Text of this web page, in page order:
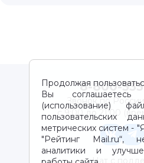
Продолжая
Вы
(использование)
пользовательских
метрических систем -
"Рейтинг Mail.ru“,
аналитики и
8-800-
Звонок по
с 9:00 до 21:00
Чат с